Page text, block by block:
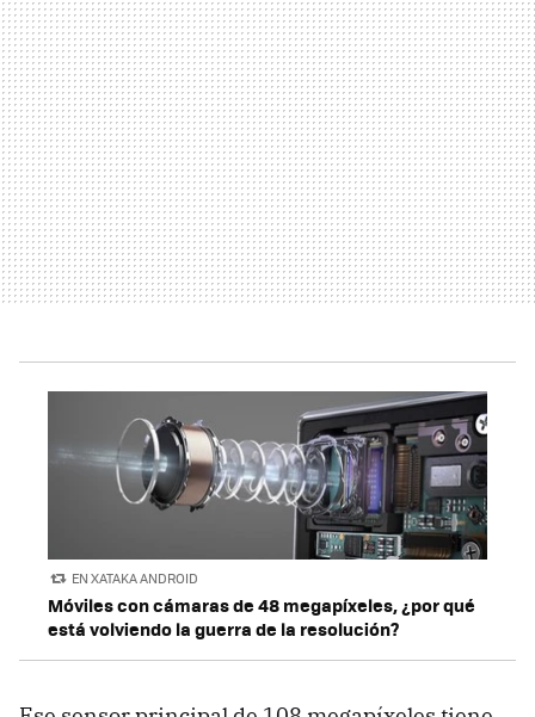
EN XATAKA ANDROID
Móviles con cámaras de 48 megapíxeles, ¿por qué
está volviendo la guerra de la resolución?